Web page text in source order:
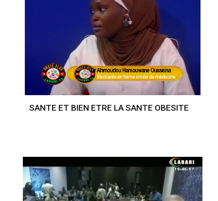
SANTE ET BIEN ETRE LA SANTE OBESITE